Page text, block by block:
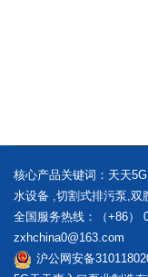
核心产品关键词： 天天
水设备 ,切割式排污泵,双
全国服务热线：（+86）
zxhchina0@163.com
沪公网安备